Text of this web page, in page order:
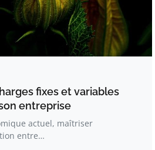
fixes et variables
entreprise
actuel, maîtriser
entre…